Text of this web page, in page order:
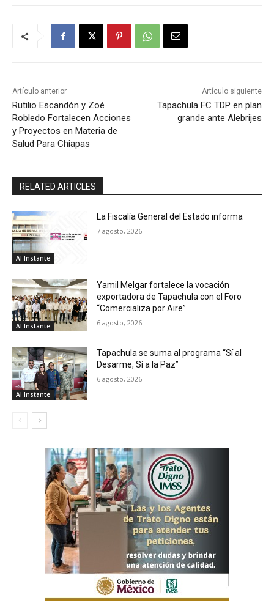
Artículo anterior
Rutilio Escandón y Zoé
Robledo Fortalecen Acciones
y Proyectos en Materia de
Salud Para Chiapas
Artículo siguiente
Tapachula FC TDP en plan
grande ante Alebrijes
RELATED ARTICLES
Al Instante
La Fiscalía General del Estado informa
7 agosto, 2026
Al Instante
Yamil Melgar fortalece la vocación
exportadora de Tapachula con el Foro
“Comercializa por Aire”
6 agosto, 2026
Al Instante
Tapachula se suma al programa “Sí al
Desarme, Sí a la Paz”
6 agosto, 2026